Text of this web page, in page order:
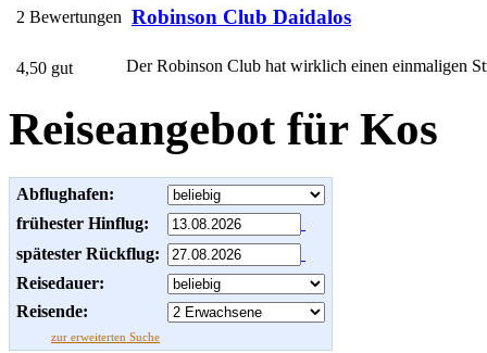
2 Bewertungen Robinson Club Daidalos
Der Robinson Club hat wirklich einen einmaligen
4,50 gut
Reiseangebot für Kos
Abflughafen:
frühester Hinflug:
spätester Rückflug:
Reisedauer:
Reisende:
zur erweiterten Suche